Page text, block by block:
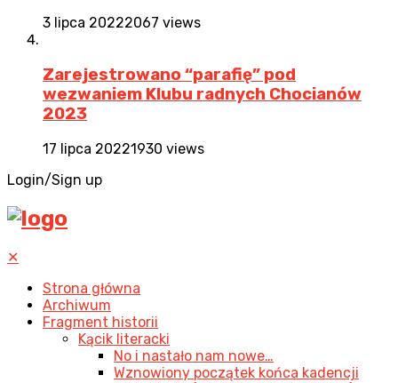
3 lipca 20222067 views
Zarejestrowano “parafię” pod
wezwaniem Klubu radnych Chocianów
2023
17 lipca 20221930 views
Login/Sign up
✕
Strona główna
Archiwum
Fragment historii
Kącik literacki
No i nastało nam nowe…
Wznowiony początek końca kadencji